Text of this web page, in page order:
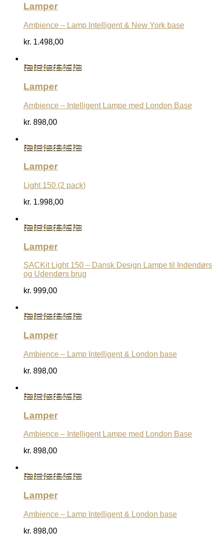
Lamper
Ambience – Lamp Intelligent & New York base
kr. 1.498,00
Køb Hos SACKit
Lamper
Ambience – Intelligent Lampe med London Base
kr. 898,00
Køb Hos SACKit
Lamper
Light 150 (2 pack)
kr. 1.998,00
Køb Hos SACKit
Lamper
SACKit Light 150 – Dansk Design Lampe til Indendørs
og Udendørs brug
kr. 999,00
Køb Hos SACKit
Lamper
Ambience – Lamp Intelligent & London base
kr. 898,00
Køb Hos SACKit
Lamper
Ambience – Intelligent Lampe med London Base
kr. 898,00
Køb Hos SACKit
Lamper
Ambience – Lamp Intelligent & London base
kr. 898,00